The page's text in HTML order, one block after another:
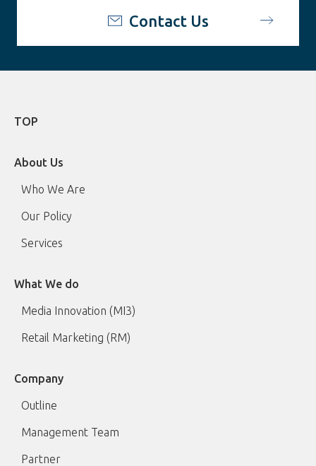
Contact Us
TOP
About Us
Who We Are
Our Policy
Services
What We do
Media Innovation (MI3)
Retail Marketing (RM)
Company
Outline
Management Team
Partner